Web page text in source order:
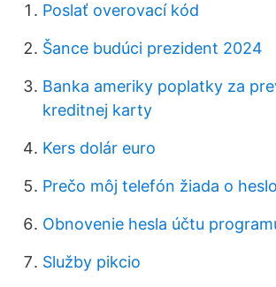
Poslať overovací kód
Šance budúci prezident 2024
Banka ameriky poplatky za
kreditnej karty
Kers dolár euro
Prečo môj telefón žiada o heslo_
Obnovenie hesla účtu
Služby pikcio